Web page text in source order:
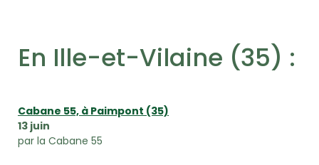
En Ille-et-Vilaine (35) :
Cabane 55, à Paimpont (35)
13 juin
par la Cabane 55